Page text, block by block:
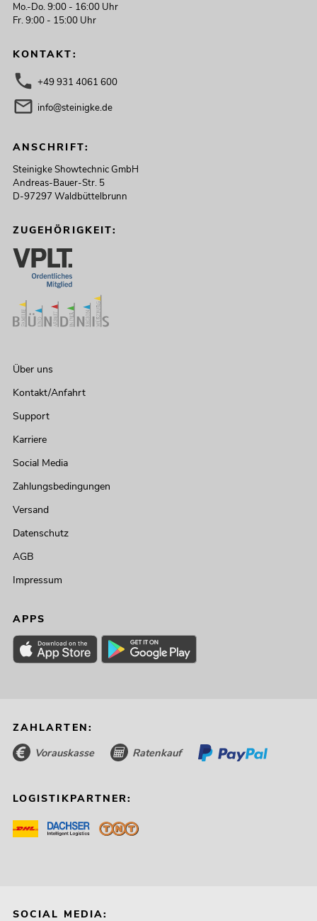
Mo.-Do. 9:00 - 16:00 Uhr
Fr. 9:00 - 15:00 Uhr
KONTAKT:
+49 931 4061 600
info@steinigke.de
ANSCHRIFT:
Steinigke Showtechnic GmbH
Andreas-Bauer-Str. 5
D-97297 Waldbüttelbrunn
ZUGEHÖRIGKEIT:
Über uns
Kontakt/Anfahrt
Support
Karriere
Social Media
Zahlungsbedingungen
Versand
Datenschutz
AGB
Impressum
APPS
ZAHLARTEN:
Vorauskasse Ratenkauf
LOGISTIKPARTNER:
SOCIAL MEDIA: